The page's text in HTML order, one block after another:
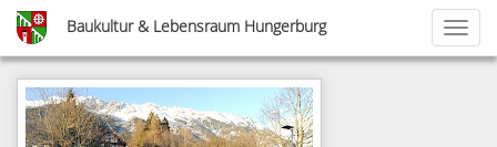
Skip
main
content
Baukultur & Lebensraum Hungerburg
<
1
…